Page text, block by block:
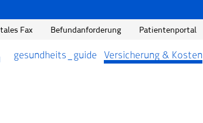
Fax Befundanforderung Patientenportal
gesundheits_guide Versicherung & Kosten